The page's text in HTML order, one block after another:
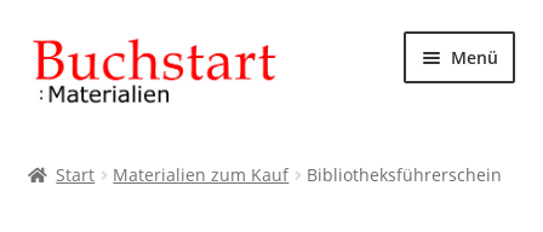
Zur
Navigation
springen
Zum
Inhalt
springen
Menü
Start Materialien zum Kauf Bibliotheksführerschein